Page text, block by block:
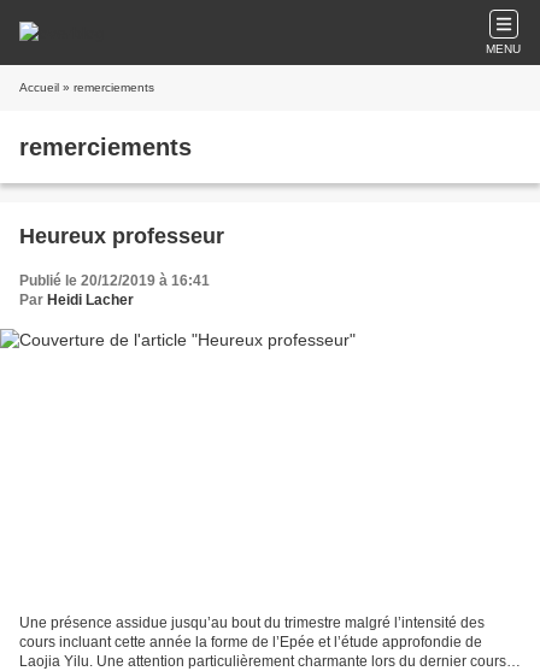
MENU
Accueil » remerciements
remerciements
Heureux professeur
Publié le 20/12/2019 à 16:41
Par Heidi Lacher
Une présence assidue jusqu’au bout du trimestre malgré l’intensité des
cours incluant cette année la forme de l’Epée et l’étude approfondie de
Laojia Yilu. Une attention particulièrement charmante lors du dernier cours